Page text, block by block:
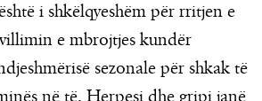
i shkëlqyeshëm për rritjen e
e mbrojtjes kundër
sezonale për shkak të